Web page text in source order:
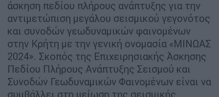
άσκηση πεδίου πλήρους ανάπτυξης για την
αντιμετώπιση μεγάλου σεισμικού γεγονότος
και συνοδών γεωδυναμικών φαινομένων
στην Κρήτη με την γενική ονομασία «ΜΙΝΩΑΣ
2024». Σκοπός της Επιχειρησιακής Άσκησης
Πεδίου Πλήρους Ανάπτυξης Σεισμού και
Συνοδών Γεωδυναμικών Φαινομένων είναι να
συμβάλλει στη μείωση της σεισμικής